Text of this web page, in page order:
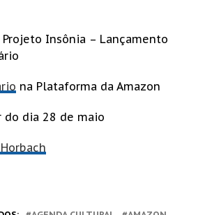
Projeto Insônia – Lançamento
na Plataforma da Amazon
do dia 28 de maio